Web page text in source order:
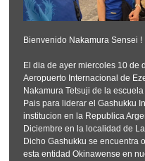
Bienvenido Nakamura Sensei !
El dia de ayer miercoles 10 de
Aeropuerto Internacional de
Nakamura Tetsuji de la
Pais para liderar el Gashukku
institucion en la Republica
Diciembre en la localidad de
Dicho Gashukku se encuentra
esta entidad Okinawense en